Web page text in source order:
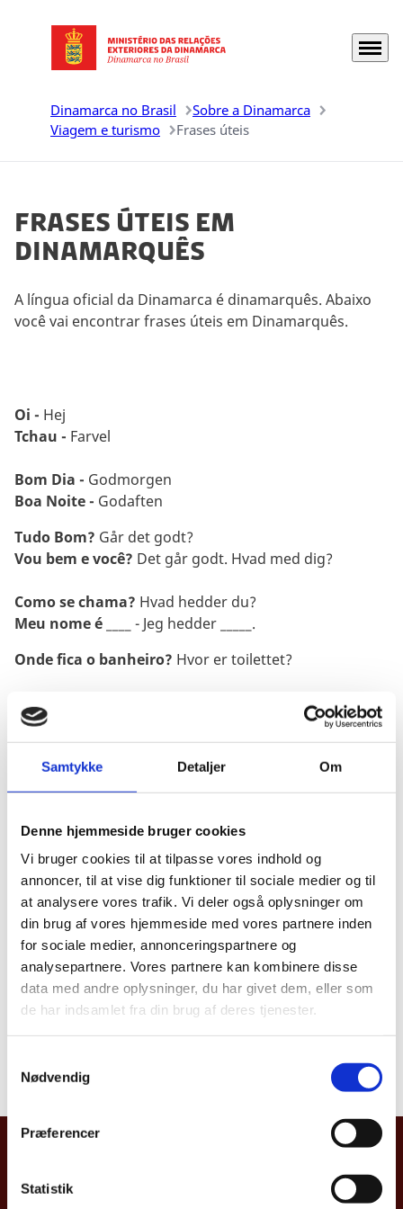
Samtykke Detaljer Om
Denne hjemmeside bruger cookies
Vi bruger cookies til at tilpasse vores indhold og
annoncer, til at vise dig funktioner til sociale medier og til
at analysere vores trafik. Vi deler også oplysninger om
din brug af vores hjemmeside med vores partnere inden
for sociale medier, annonceringspartnere og
analysepartnere. Vores partnere kan kombinere disse
data med andre oplysninger, du har givet dem, eller som
de har indsamlet fra din brug af deres tjenester.
Nødvendig
Præferencer
Statistik
Ir para a página inicial Menu
Dinamarca no Brasil
Sobre a Dinamarca
Viagem e turismo
Frases úteis
Frases úteis em
Dinamarquês
A língua oficial da Dinamarca é dinamarquês. Abaixo
você vai encontrar frases úteis em Dinamarquês.
Oi - Hej
Tchau - Farvel
Bom Dia - Godmorgen
Boa Noite - Godaften
Tudo Bom? Går det godt?
Vou bem e você? Det går godt. Hvad med dig?
Como se chama? Hvad hedder du?
Meu nome é ____ - Jeg hedder _____.
Onde fica o banheiro? Hvor er toilettet?
Um copo d'água, por favor -
Et glas vand, tak.
Por Favor -Hvis du vil være så venlig
Obrigada -Tak
Não falo dinamarquês -Jeg taler ikke dansk.
Você fala________? Taler du_______?
Inglês -Engelsk
Português -Portugisisk
Francês -Fransk
Espanhol -Spansk
Aonde pego um táxi? Hvor får jeg fat i en taxa?
Setor de Embaixadas Sul (SES),